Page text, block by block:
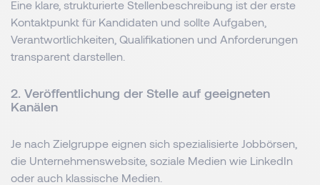
Eine klare, strukturierte Stellenbeschreibung ist der erste
Kontaktpunkt für Kandidaten und sollte Aufgaben,
Verantwortlichkeiten, Qualifikationen und Anforderungen
transparent darstellen.
2. Veröffentlichung der Stelle auf geeigneten
Kanälen
Je nach Zielgruppe eignen sich spezialisierte Jobbörsen,
die Unternehmenswebsite, soziale Medien wie LinkedIn
oder auch klassische Medien.